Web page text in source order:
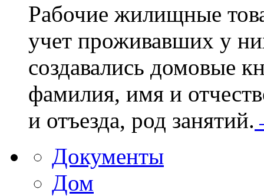
Рабочие жилищные
учет проживавших у
создавались домовые
фамилия, имя и
и отъезда, род занятий.
Документы
Дом